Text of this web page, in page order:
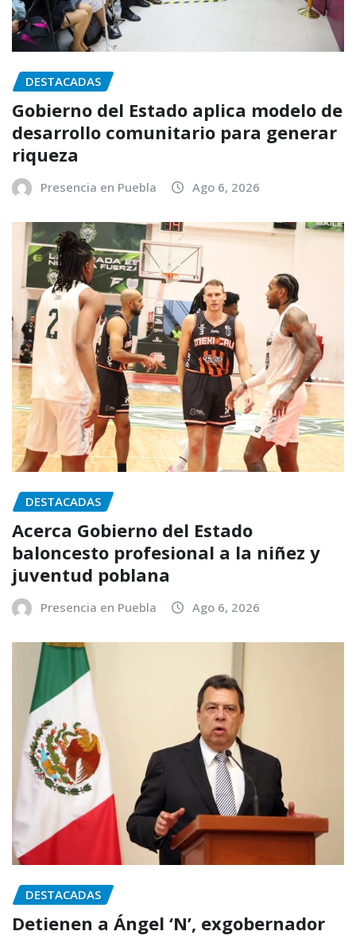
DESTACADAS
Gobierno del Estado aplica modelo de
desarrollo comunitario para generar
riqueza
Presencia en Puebla Ago 6, 2026
DESTACADAS
Acerca Gobierno del Estado
baloncesto profesional a la niñez y
juventud poblana
Presencia en Puebla Ago 6, 2026
DESTACADAS
Detienen a Ángel ‘N’, exgobernador